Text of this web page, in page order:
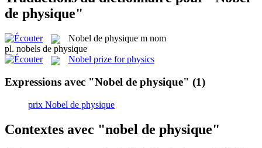
de physique"
Nobel de physique m nom
pl. nobels de physique
Nobel prize for physics
Expressions avec "Nobel de physique" (1)
prix Nobel de physique
Contextes avec "nobel de physique"